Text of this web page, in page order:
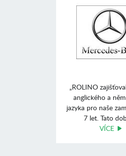
„ROLINO
anglického a
jazyka pro naše
7 let. Tato
VÍCE